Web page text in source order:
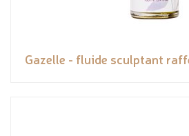
Gazelle - fluide sculptant